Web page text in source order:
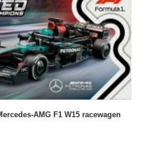
AMG F1 W15 racewagen